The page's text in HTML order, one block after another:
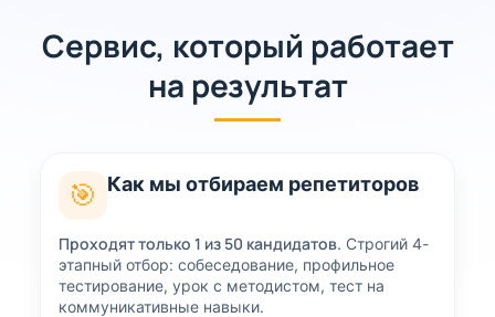
Сервис, который работает
на результат
🎯 Как мы отбираем репетиторов
Проходят только 1 из 50 кандидатов. Строгий 4-
этапный отбор: собеседование, профильное
тестирование, урок с методистом, тест на
коммуникативные навыки.